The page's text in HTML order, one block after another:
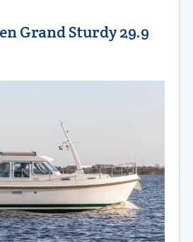
Grand Sturdy 29.9